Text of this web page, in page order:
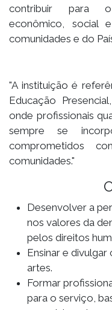
contribuir para o
econômico, social
comunidades e do
"A instituição é
Educação
onde profissionais
sempre se
comprometidos
comunidades."
Desenvolver a
nos valores da
pelos direitos
Ensinar e
artes.
Formar
para o serviço,